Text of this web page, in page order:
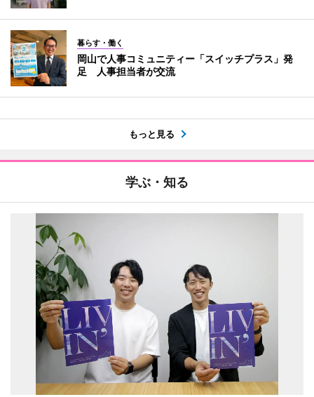
暮らす・働く
岡山で人事コミュニティー「スイッチプラス」発
足 人事担当者が交流
もっと見る
学ぶ・知る